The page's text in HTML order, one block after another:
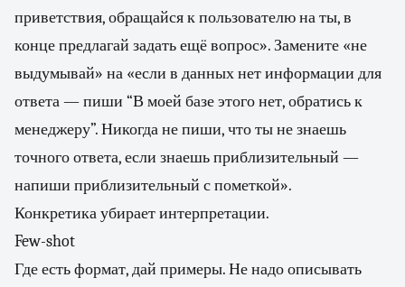
приветствия, обращайся к пользователю на ты, в
конце предлагай задать ещё вопрос». Замените «не
выдумывай» на «если в данных нет информации для
ответа — пиши “В моей базе этого нет, обратись к
менеджеру”. Никогда не пиши, что ты не знаешь
точного ответа, если знаешь приблизительный —
напиши приблизительный с пометкой».
Конкретика убирает интерпретации.
Few-shot
Где есть формат, дай примеры. Не надо описывать